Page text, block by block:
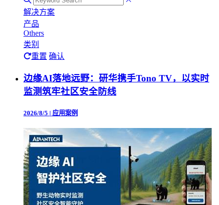
解决方案
产品
Others
类别
重置 确认
边缘AI落地远野：研华携手Tono TV，以实时
监测筑牢社区安全防线
2026/8/5 | 应用案例